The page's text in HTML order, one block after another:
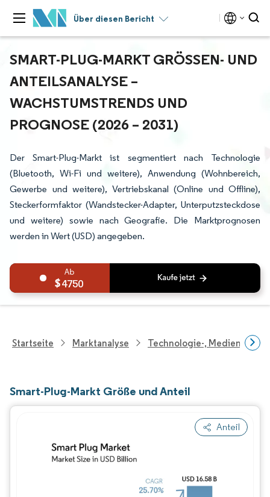
Über diesen Bericht
SMART-PLUG-MARKT GRÖSSEN- UND A
NTEILSANALYSE – W
ACHSTUMSTRENDS UND P
ROGNOSE (2026 – 2031)
Der Smart-Plug-Markt ist segmentiert nach Technologie
(Bluetooth, Wi-Fi und weitere), Anwendung (Wohnbereich,
Gewerbe und weitere), Vertriebskanal (Online und Offline),
Steckerformfaktor (Wandstecker-Adapter, Unterputzsteckdose
und weitere) sowie nach Geografie. Die Marktprognosen
werden in Wert (USD) angegeben.
4750
Startseite Marktanalyse Technologie-, Medien- Und
Smart-Plug-Markt Größe und Anteil
Anteil